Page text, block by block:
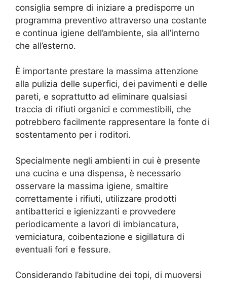
consiglia sempre di iniziare a predisporre un
programma preventivo attraverso una costante
e continua igiene dell’ambiente, sia all’interno
che all’esterno.
È importante prestare la massima attenzione
alla pulizia delle superfici, dei pavimenti e delle
pareti, e soprattutto ad eliminare qualsiasi
traccia di rifiuti organici e commestibili, che
potrebbero facilmente rappresentare la fonte di
sostentamento per i roditori.
Specialmente negli ambienti in cui è presente
una cucina e una dispensa, è necessario
osservare la massima igiene, smaltire
correttamente i rifiuti, utilizzare prodotti
antibatterici e igienizzanti e provvedere
periodicamente a lavori di imbiancatura,
verniciatura, coibentazione e sigillatura di
eventuali fori e fessure.
Considerando l’abitudine dei topi, di muoversi